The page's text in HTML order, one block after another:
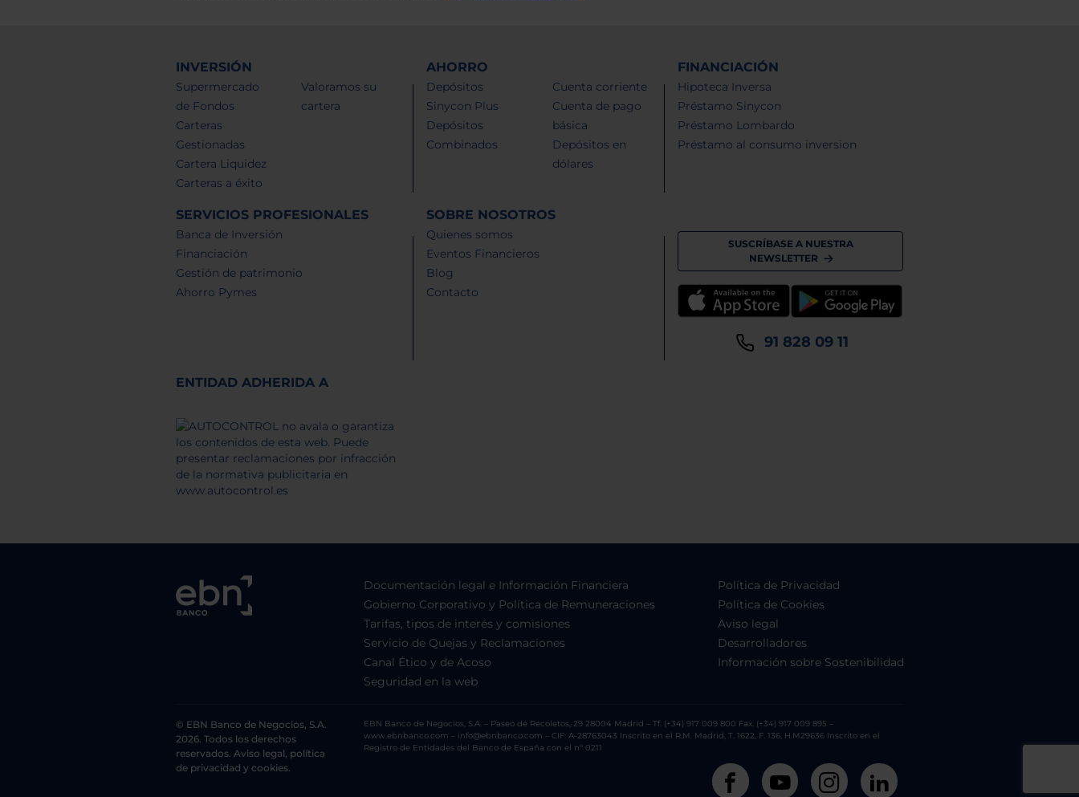
INVERSIÓN
Supermercado
de Fondos
Carteras
Gestionadas
Cartera Liquidez
Carteras a éxito
Valoramos su
cartera
AHORRO
Depósitos
Sinycon Plus
Depósitos
Combinados
Cuenta corriente
Cuenta de pago
básica
Depósitos en
dólares
FINANCIACIÓN
Hipoteca Inversa
Préstamo Sinycon
Préstamo Lombardo
Préstamo al consumo inversion
SERVICIOS PROFESIONALES
Banca de Inversión
Financiación
Gestión de patrimonio
Ahorro Pymes
SOBRE NOSOTROS
Quienes somos
Eventos Financieros
Blog
Contacto
SUSCRÍBASE A NUESTRA
NEWSLETTER
91 828 09 11
ENTIDAD ADHERIDA A
Documentación legal e Información Financiera
Gobierno Corporativo y Política de Remuneraciones
Tarifas, tipos de interés y comisiones
Servicio de Quejas y Reclamaciones
Canal Ético y de Acoso
Seguridad en la web
Política de Privacidad
Política de Cookies
Aviso legal
Desarrolladores
Información sobre Sostenibilidad
© EBN Banco de Negocios, S.A.
2026. Todos los derechos
reservados. Aviso legal, política
de privacidad y cookies.
EBN Banco de Negocios, S.A. – Paseo de Recoletos, 29 28004 Madrid – Tf. (+34) 917 009 800 Fax. (+34) 917 009 895 –
www.ebnbanco.com – info@ebnbanco.com – CIF: A-28763043 Inscrito en el R.M. Madrid, T. 1622, F. 136, H.M29636 Inscrito en el
Registro de Entidades del Banco de España con el nº 0211